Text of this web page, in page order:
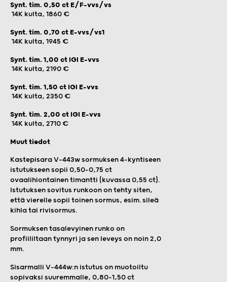
Synt. tim. 0,50 ct E/F-vvs/vs
14K kulta, 1860 €
Synt. tim. 0,70 ct E-vvs/vs1
14K kulta, 1945 €
Synt. tim. 1,00 ct IGI E-vvs
14K kulta, 2190 €
Synt. tim. 1,50 ct IGI E-vvs
14K kulta, 2350 €
Synt. tim. 2,00 ct IGI E-vvs
14K kulta, 2710 €
Muut tiedot
Kastepisara V-443w sormuksen 4-kyntiseen
istutukseen sopii 0,50–0,75 ct
ovaalihiontainen timantti (kuvassa 0,55 ct).
Istutuksen sovitus runkoon on tehty siten,
että vierelle sopii toinen sormus, esim. sileä
kihla tai rivisormus.
Sormuksen tasalevyinen runko on
profiililtaan tynnyri ja sen leveys on noin 2,0
mm.
Sisarmalli V-444w:n istutus on muotoiltu
sopivaksi suuremmalle, 0,80-1,50 ct